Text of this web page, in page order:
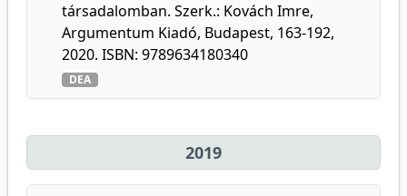
társadalomban. Szerk.: Kovách Imre,
Argumentum Kiadó, Budapest, 163-192,
2020. ISBN: 9789634180340
DEA
2019